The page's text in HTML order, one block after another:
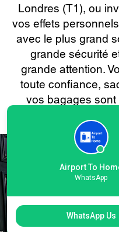
Londres (T1), ou
vos effets
avec le plus grand
grande sécurité
grande attention.
toute confiance,
vos bagages sont
bonnes mains à
Airport To
WhatsApp
WhatsApp Us